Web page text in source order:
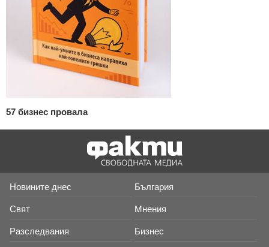
57 бизнес провала
Новините днес България
Свят Мнения
Разследвания Бизнес